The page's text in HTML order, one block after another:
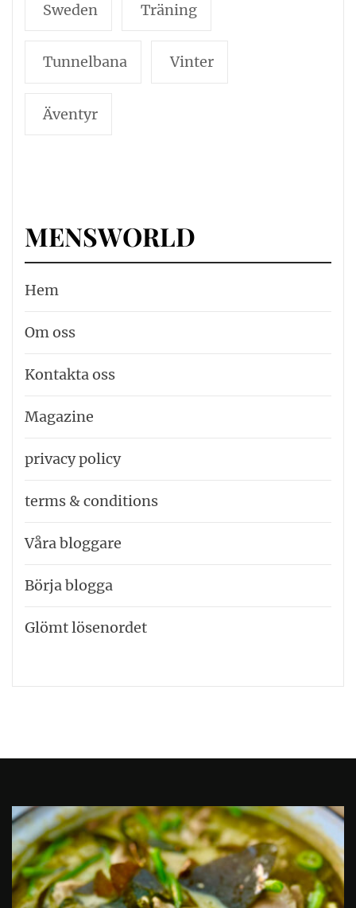
Sweden Träning
Tunnelbana Vinter
Äventyr
MENSWORLD
Hem
Om oss
Kontakta oss
Magazine
privacy policy
terms & conditions
Våra bloggare
Börja blogga
Glömt lösenordet